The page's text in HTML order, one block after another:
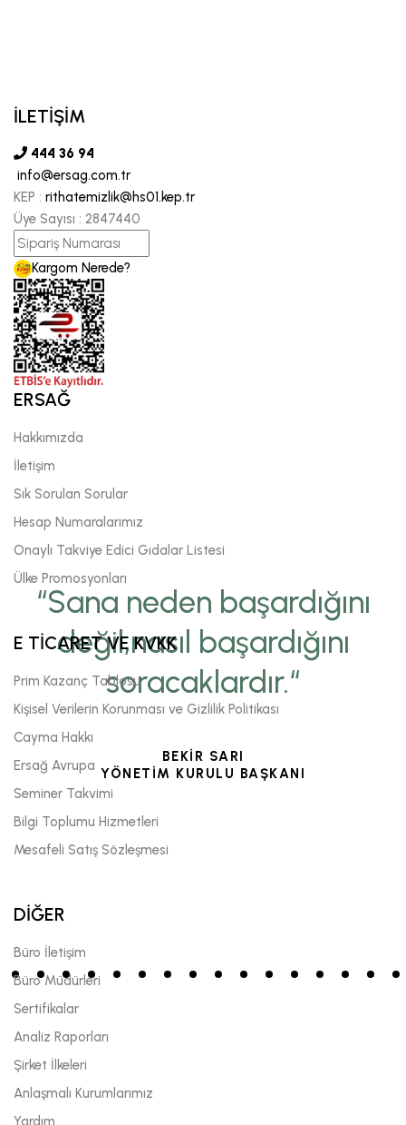
“Sana neden başardığını
değil,nasıl başardığını
soracaklardır.“
BEKİR SARI
YÖNETİM KURULU BAŞKANI
İLETİŞİM
444 36 94
info@ersag.com.tr
KEP : rithatemizlik@hs01.kep.tr
Üye Sayısı : 2847440
Kargom Nerede?
ERSAĞ
Hakkımızda
İletişim
Sık Sorulan Sorular
Hesap Numaralarımız
Onaylı Takviye Edici Gıdalar Listesi
Ülke Promosyonları
E TİCARET VE KVKK
Prim Kazanç Tablosu
Kişisel Verilerin Korunması ve Gizlilik Politikası
Cayma Hakkı
Ersağ Avrupa
Seminer Takvimi
Bilgi Toplumu Hizmetleri
Mesafeli Satış Sözleşmesi
DİĞER
Büro İletişim
Büro Müdürleri
Sertifikalar
Analiz Raporları
Şirket İlkeleri
Anlaşmalı Kurumlarımız
Yardım